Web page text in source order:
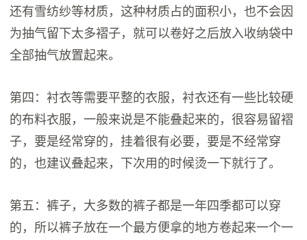
还有雪纺纱等材质，这种材质占的面积小，也不会因
为抽气留下太多褶子，就可以卷好之后放入收纳袋中
全部抽气放置起来。
第四：衬衣等需要平整的衣服，衬衣还有一些比较硬
的布料衣服，一般来说是不能叠起来的，很容易留褶
子，要是经常穿的，挂着很有必要，要是不经常穿
的，也建议叠起来，下次用的时候烫一下就行了。
第五：裤子，大多数的裤子都是一年四季都可以穿
的，所以裤子放在一个最方便拿的地方卷起来一个一